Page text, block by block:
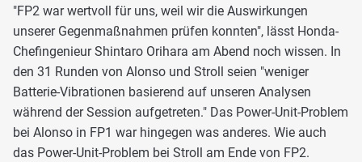
"FP2 war wertvoll für uns, weil wir die Auswirkungen
unserer Gegenmaßnahmen prüfen konnten", lässt Honda-
Chefingenieur Shintaro Orihara am Abend noch wissen. In
den 31 Runden von Alonso und Stroll seien "weniger
Batterie-Vibrationen basierend auf unseren Analysen
während der Session aufgetreten." Das Power-Unit-Problem
bei Alonso in FP1 war hingegen was anderes. Wie auch
das Power-Unit-Problem bei Stroll am Ende von FP2.